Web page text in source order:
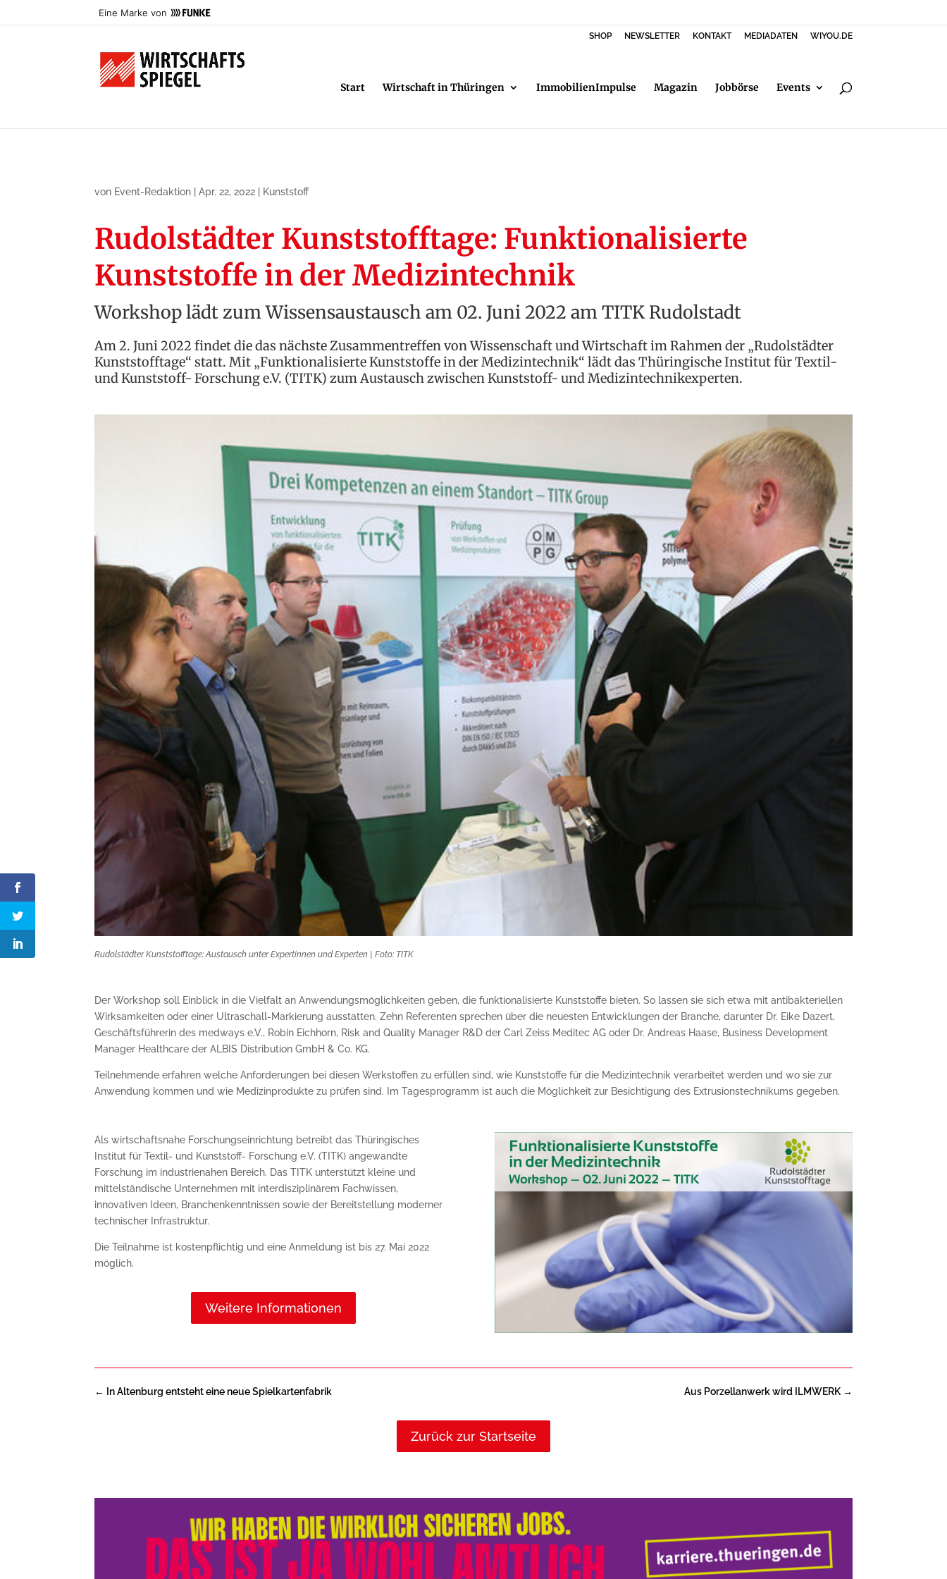
Eine Marke von
SHOP NEWSLETTER KONTAKT MEDIADATEN WIYOU.DE
Start Wirtschaft in Thüringen ImmobilienImpulse Magazin Jobbörse Events
von Event-Redaktion |Apr. 22, 2022 | Kunststoff
Rudolstädter Kunststofftage: Funktionalisierte
Kunststoffe in der Medizintechnik
Workshop lädt zum Wissensaustausch am 02. Juni 2022 am TITK Rudolstadt
Am 2. Juni 2022 findet die das nächste Zusammentreffen von Wissenschaft und Wirtschaft im Rahmen der „Rudolstädter
Kunststofftage“ statt. Mit „Funktionalisierte Kunststoffe in der Medizintechnik“ lädt das Thüringische Institut für Textil-
und Kunststoff- Forschung e.V. (TITK) zum Austausch zwischen Kunststoff- und Medizintechnikexperten.
Rudolstädter Kunststofftage: Austausch unter Expertinnen und Experten | Foto: TITK
Der Workshop soll Einblick in die Vielfalt an Anwendungsmöglichkeiten geben, die funktionalisierte Kunststoffe bieten. So lassen sie sich etwa mit antibakteriellen
Wirksamkeiten oder einer Ultraschall-Markierung ausstatten. Zehn Referenten sprechen über die neuesten Entwicklungen der Branche, darunter Dr. Eike Dazert,
Geschäftsführerin des medways e.V., Robin Eichhorn, Risk and Quality Manager R&D der Carl Zeiss Meditec AG oder Dr. Andreas Haase, Business Development
Manager Healthcare der ALBIS Distribution GmbH & Co. KG.
Teilnehmende erfahren welche Anforderungen bei diesen Werkstoffen zu erfüllen sind, wie Kunststoffe für die Medizintechnik verarbeitet werden und wo sie zur
Anwendung kommen und wie Medizinprodukte zu prüfen sind. Im Tagesprogramm ist auch die Möglichkeit zur Besichtigung des Extrusionstechnikums gegeben.
Als wirtschaftsnahe Forschungseinrichtung betreibt das Thüringisches
Institut für Textil- und Kunststoff- Forschung e.V. (TITK) angewandte
Forschung im industrienahen Bereich. Das TITK unterstützt kleine und
mittelständische Unternehmen mit interdisziplinärem Fachwissen,
innovativen Ideen, Branchenkenntnissen sowie der Bereitstellung moderner
technischer Infrastruktur.
Die Teilnahme ist kostenpflichtig und eine Anmeldung ist bis 27. Mai 2022
möglich.
Weitere Informationen
← In Altenburg entsteht eine neue Spielkartenfabrik Aus Porzellanwerk wird ILMWERK→
Zurück zur Startseite